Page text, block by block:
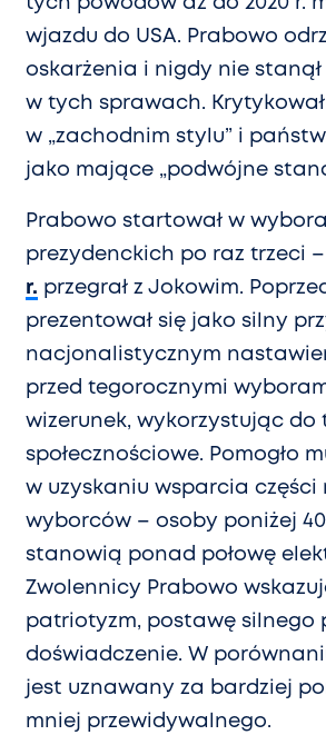
wjazdu do USA. Prabowo
oskarżenia i nigdy nie stanął
w tych sprawach.
w „zachodnim stylu” i
jako mające „podwójne
Prabowo startował w
prezydenckich po raz trzeci –
r. przegrał z Jokowim.
prezentował się jako silny
nacjonalistycznym
przed tegorocznymi
wizerunek, wykorzystując do
społecznościowe. Pomogło
w uzyskaniu wsparcia części
wyborców – osoby poniżej
stanowią ponad połowę
Zwolennicy Prabowo
patriotyzm, postawę silnego
doświadczenie. W
jest uznawany za bardziej
mniej przewidywalnego.